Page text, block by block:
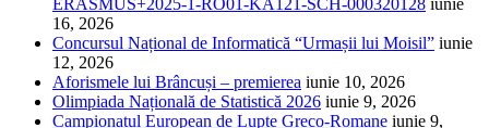
16, 2026
Concursul Național de Informatică “Urmașii lui Moisil” iunie
12, 2026
Aforismele lui Brâncuși – premierea iunie 10, 2026
Olimpiada Națională de Statistică 2026 iunie 9, 2026
Campionatul European de Lupte Greco-Romane iunie 9,